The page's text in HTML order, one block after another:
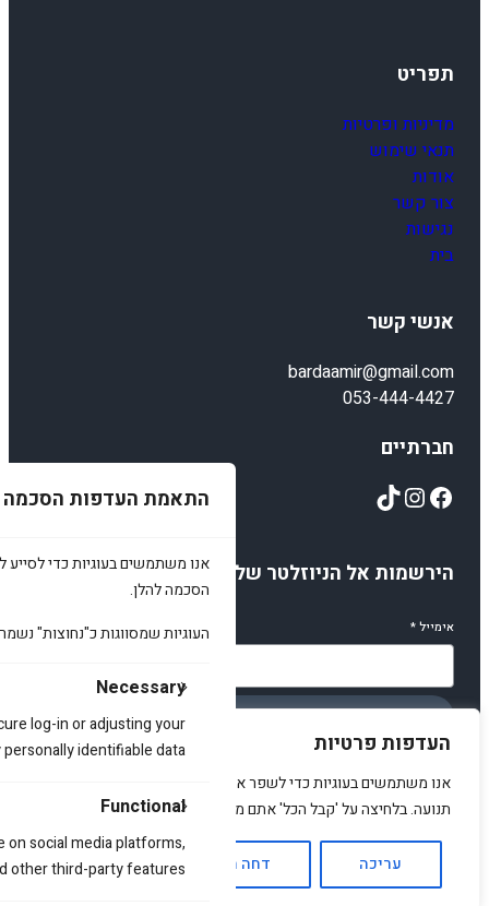
העדפות פרטיות
אנו משתמשים בעוגיות כדי לשפר את האתר, להציג תוכן מותאם ולנתח
תנועה. בלחיצה על 'קבל הכל' אתם מסכימים לכך.
עריכה דחה הכל אשר הכל
התאמת העדפות הסכמה
אנו משתמשים בעוגיות כדי לסייע
הסכמה להלן.
העוגיות שמסווגות כ"נחוצות"
Necessary
log-in or adjusting your
identifiable data.
Functional
social media platforms,
other third-party features.
תפריט
מדיניות ופרטיות
תנאי שימוש
אודות
צור קשר
נגישות
בית
אנשי קשר
bardaamir@gmail.com
053-444-4427
חברתיים
Facebook
Instagram
TikTok
הירשמות אל הניוזלטר שלנו
אימייל*
© 2025 amirstuff. All rights reserved.